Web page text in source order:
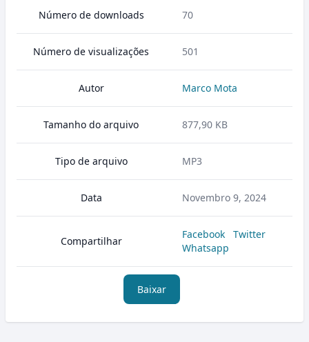
Número de downloads 70
Número de visualizações 501
Autor Marco Mota
Tamanho do arquivo 877,90 KB
Tipo de arquivo MP3
Data Novembro 9, 2024
Compartilhar
Facebook
Twitter
Whatsapp
Baixar